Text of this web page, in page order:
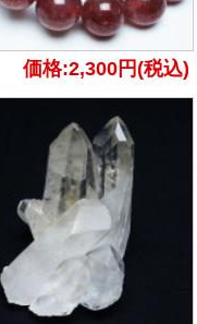
価格:2,300円(税込)